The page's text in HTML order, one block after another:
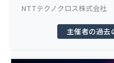
NTTテクノクロス株式会社
主催者の過去